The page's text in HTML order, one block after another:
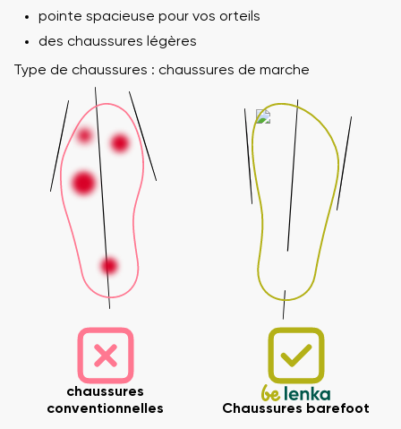
pointe spacieuse pour vos orteils
des chaussures légères
Type de chaussures : chaussures de marche
chaussures
conventionnelles
Chaussures barefoot